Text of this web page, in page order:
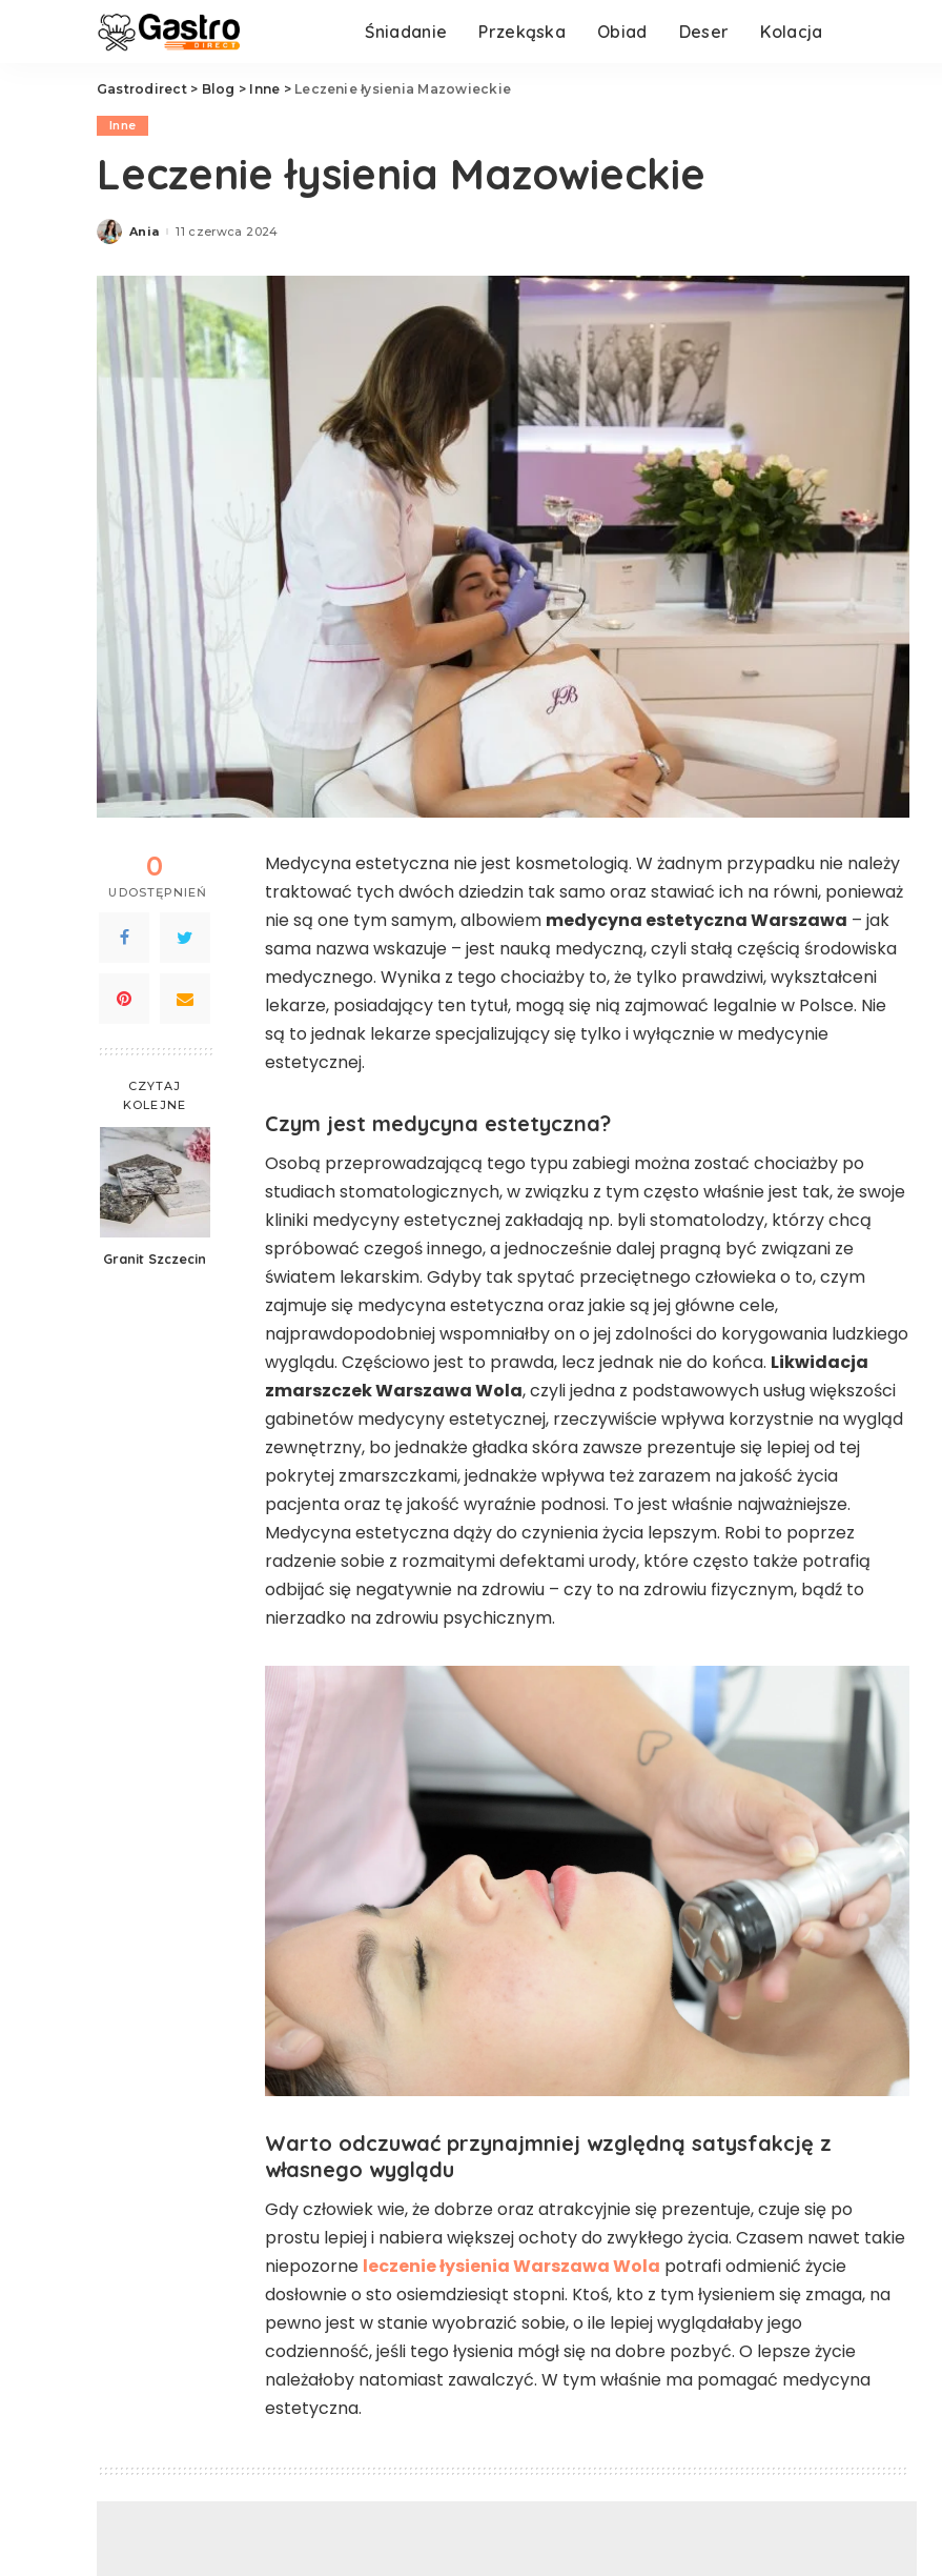
Śniadanie Przekąska Obiad Deser Kolacja
Gastrodirect> Blog > Inne > Leczenie łysienia Mazowieckie
Inne
Leczenie łysienia Mazowieckie
Posted
Ania 11 czerwca 2024
0
UDOSTĘPNIEŃ
CZYTAJ
KOLEJNE
Granit Szczecin
Medycyna estetyczna nie jest kosmetologią. W żadnym przypadku nie należy
traktować tych dwóch dziedzin tak samo oraz stawiać ich na równi, ponieważ
nie są one tym samym, albowiem medycyna estetyczna Warszawa – jak
sama nazwa wskazuje – jest nauką medyczną, czyli stałą częścią środowiska
medycznego. Wynika z tego chociażby to, że tylko prawdziwi, wykształceni
lekarze, posiadający ten tytuł, mogą się nią zajmować legalnie w Polsce. Nie
są to jednak lekarze specjalizujący się tylko i wyłącznie w medycynie
estetycznej.
Czym jest medycyna estetyczna?
Osobą przeprowadzającą tego typu zabiegi można zostać chociażby po
studiach stomatologicznych, w związku z tym często właśnie jest tak, że swoje
kliniki medycyny estetycznej zakładają np. byli stomatolodzy, którzy chcą
spróbować czegoś innego, a jednocześnie dalej pragną być związani ze
światem lekarskim. Gdyby tak spytać przeciętnego człowieka o to, czym
zajmuje się medycyna estetyczna oraz jakie są jej główne cele,
najprawdopodobniej wspomniałby on o jej zdolności do korygowania ludzkiego
wyglądu. Częściowo jest to prawda, lecz jednak nie do końca. Likwidacja
zmarszczek Warszawa Wola, czyli jedna z podstawowych usług większości
gabinetów medycyny estetycznej, rzeczywiście wpływa korzystnie na wygląd
zewnętrzny, bo jednakże gładka skóra zawsze prezentuje się lepiej od tej
pokrytej zmarszczkami, jednakże wpływa też zarazem na jakość życia
pacjenta oraz tę jakość wyraźnie podnosi. To jest właśnie najważniejsze.
Medycyna estetyczna dąży do czynienia życia lepszym. Robi to poprzez
radzenie sobie z rozmaitymi defektami urody, które często także potrafią
odbijać się negatywnie na zdrowiu – czy to na zdrowiu fizycznym, bądź to
nierzadko na zdrowiu psychicznym.
Warto odczuwać przynajmniej względną satysfakcję z
własnego wyglądu
Gdy człowiek wie, że dobrze oraz atrakcyjnie się prezentuje, czuje się po
prostu lepiej i nabiera większej ochoty do zwykłego życia. Czasem nawet takie
niepozorne leczenie łysienia Warszawa Wola potrafi odmienić życie
dosłownie o sto osiemdziesiąt stopni. Ktoś, kto z tym łysieniem się zmaga, na
pewno jest w stanie wyobrazić sobie, o ile lepiej wyglądałaby jego
codzienność, jeśli tego łysienia mógł się na dobre pozbyć. O lepsze życie
należałoby natomiast zawalczyć. W tym właśnie ma pomagać medycyna
estetyczna.